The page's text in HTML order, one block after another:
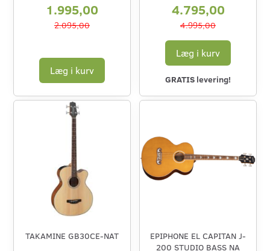
1.995,00
2.095,00
Læg i kurv
4.795,00
4.995,00
Læg i kurv
GRATIS levering!
TAKAMINE GB30CE-NAT
EPIPHONE EL CAPITAN J-
200 STUDIO BASS NA